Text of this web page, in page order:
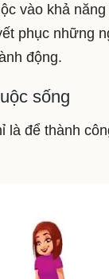
vào khả
phục những
động.
sống
để thành